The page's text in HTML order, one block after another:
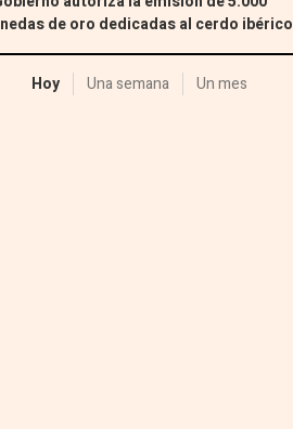
de oro dedicadas al cerdo ibérico
Hoy Una semana Un mes